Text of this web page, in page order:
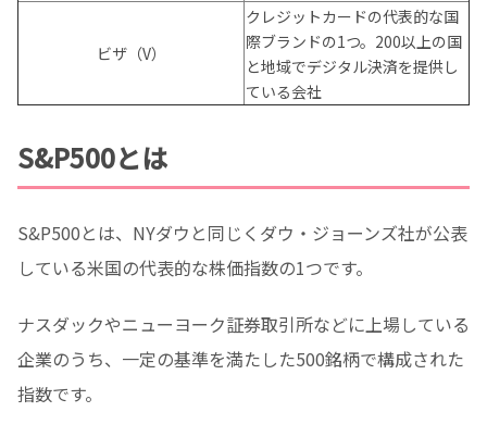
ビザ（V）
クレジットカードの代表的な国
際ブランドの1つ。200以上の国
と地域でデジタル決済を提供し
ている会社
S&P500とは
S&P500とは、NYダウと同じくダウ・ジョーンズ社が公表
している米国の代表的な株価指数の1つです。
ナスダックやニューヨーク証券取引所などに上場している
企業のうち、一定の基準を満たした500銘柄で構成された
指数です。